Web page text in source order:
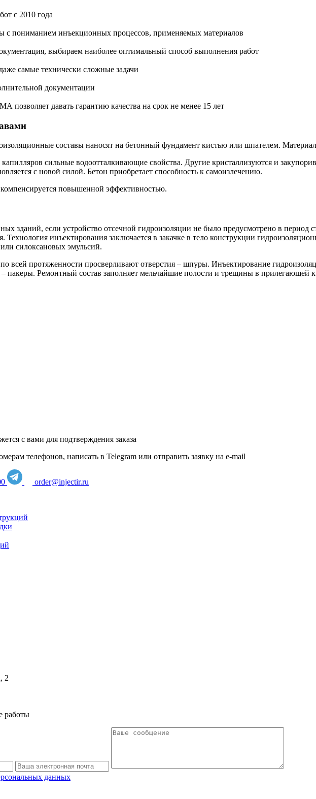
с 2010 года
с пониманием инъекционных процессов, применяемых материалов
выбираем наиболее оптимальный способ выполнения работ
самые технически сложные задачи
документации
давать гарантию качества на срок не менее 15 лет
составы наносят на бетонный фундамент кистью или шпателем.
сильные водоотталкивающие свойства. Другие кристаллизуются и
с новой силой. Бетон приобретает способность к самоизлечению.
повышенной эффективностью.
зданий, если устройство отсечной гидроизоляции не было предусмотрено в период
инъектирования заключается в закачке в тело конструкции
силоксановых эмульсий.
всей протяженности просверливают отверстия – шпуры. Инъектирование
пакеры. Ремонтный состав заполняет мельчайшие полости и трещины в прилегающей
с вами для подтверждения заказа
телефонов, написать в Telegram или отправить заявку на e-mail
order@injectir.ru
2
работы
данных